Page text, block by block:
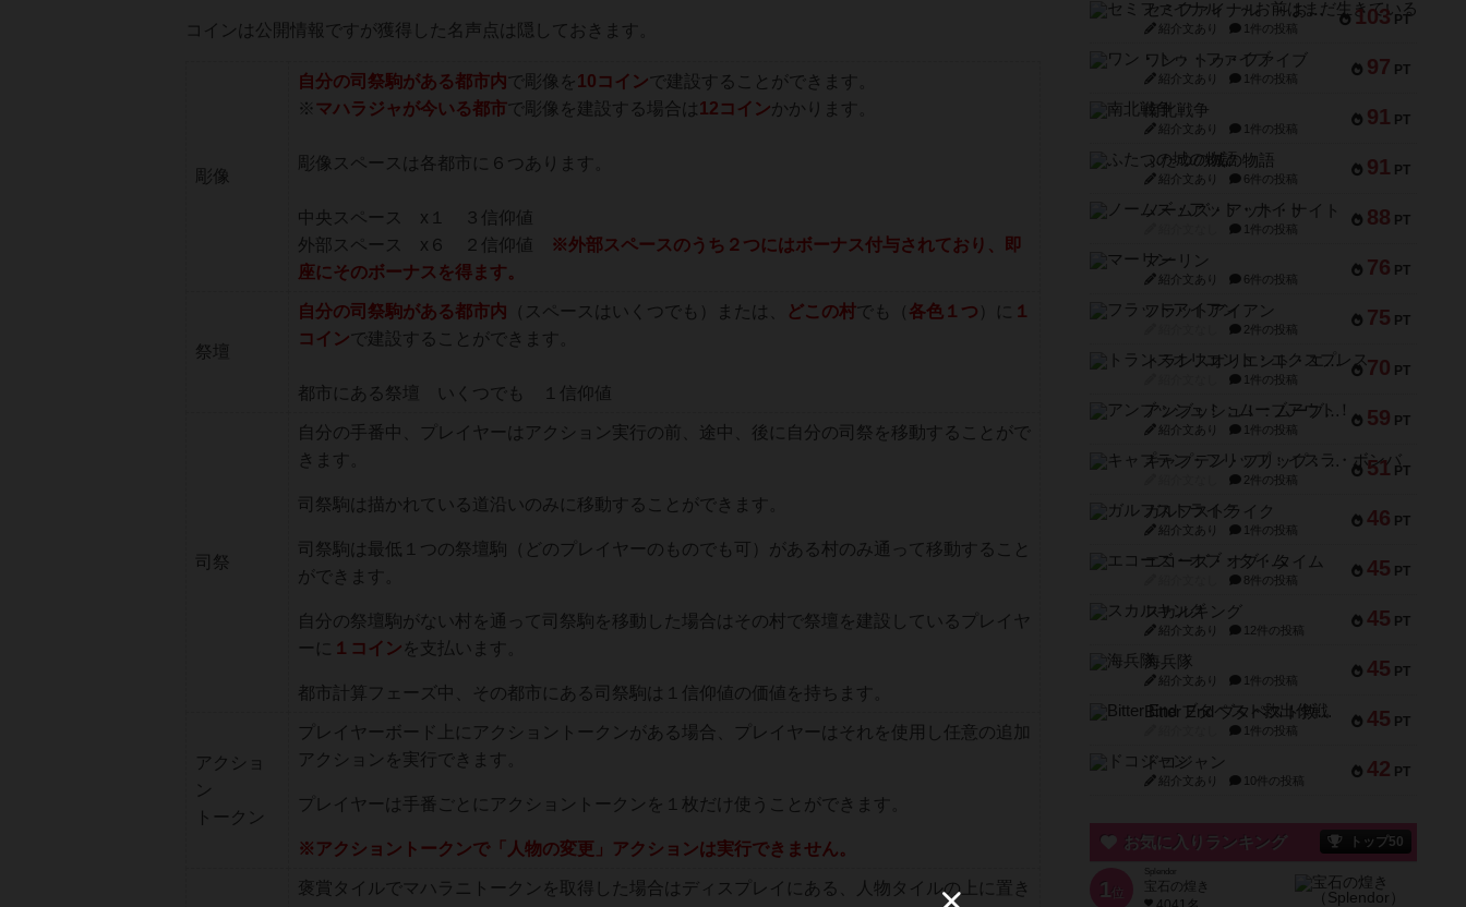
コインは公開情報ですが獲得した名声点は隠しておきます。
彫像
自分の司祭駒がある都市内で彫像を10コインで建設することができます。
※ マハラジャが今いる都市で彫像を建設する場合は 12コインかかります。
彫像スペースは各都市に６つあります。
中央スペース x１ ３信仰値
外部スペース x６ ２信仰値
※外部スペースのうち２つにはボーナス付与されており、即
座にそのボーナスを得ます。
祭壇
自分の司祭駒がある都市内 （スペースはいくつでも）または、 どこの村でも（ 各色１つ ）に
１
コインで建設することができます。
都市にある祭壇 いくつでも １信仰値
司祭
自分の手番中、プレイヤーはアクション実行の前、途中、後に自分の司祭を移動することがで
きます。
司祭駒は描かれている道沿いのみに移動することができます。
司祭駒は最低１つの祭壇駒（どのプレイヤーのものでも可）がある村のみ通って移動すること
ができます。
自分の祭壇駒がない村を通って司祭駒を移動した場合はその村で祭壇を建設しているプレイヤ
ーに
１コイン を支払います。
都市計算フェーズ中、その都市にある司祭駒は１信仰値の価値を持ちます。
アクショ
ン
トークン
プレイヤーボード上にアクショントークンがある場合、プレイヤーはそれを使用し任意の追加
アクションを実行できます。
プレイヤーは手番ごとにアクショントークンを１枚だけ使うことができます。
※アクショントークンで「人物の変更」アクションは実行できません。
褒賞タイルでマハラニトークンを取得した場合はディスプレイにある、人物タイルの上に置き
103 PT
セミファイナル ～お前はまだ生きている～
紹介文あり 1件の投稿
97 PT
ワン・トゥ・ファイブ
紹介文あり 1件の投稿
91 PT
南北戦争
紹介文あり 1件の投稿
91 PT
ふたつの城の物語
紹介文あり 6件の投稿
88 PT
ノームズ・アット・ナイト
1件の投稿
76 PT
マーリン
紹介文あり 6件の投稿
75 PT
フラットアイアン
2件の投稿
70 PT
トランスオリエント・エクスプレス
1件の投稿
59 PT
アンブッシュ！：ムーブアウト！
紹介文あり 1件の投稿
51 PT
キャプテン・フリップ：イスラ・ボンバ
2件の投稿
46 PT
ガルフストライク
紹介文あり 1件の投稿
45 PT
エコーズ・オブ・タイム
8件の投稿
45 PT
スカルキング
紹介文あり 12件の投稿
45 PT
海兵隊
紹介文あり 1件の投稿
45 PT
Bitter End ブタペスト救出作戦
1件の投稿
42 PT
ドコジャン
紹介文あり 10件の投稿
お気に入りランキング トップ50
1 位
宝石の煌き